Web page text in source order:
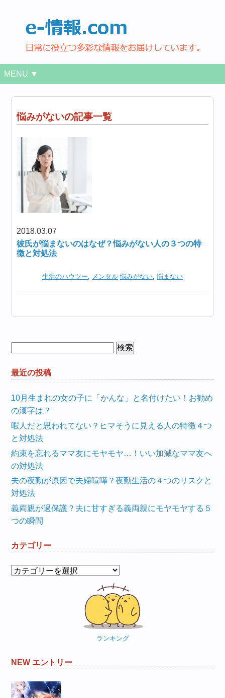
MENU ▼
悩みがないの記事一覧
2018.03.07
彼氏が悩まないのはなぜ？悩みがない人の３つの特
徴と対処法
生活のハウツー, メンタル 悩みがない,悩まない
最近の投稿
10月生まれの女の子に「かんな」と名付けたい！お勧め
の漢字は？
暇人だと思われてない？ヒマそうに見える人の特徴４つ
と対処法
約束を忘れるママ友にモヤモヤ…！いい加減なママ友へ
の対処法
夫の夜勤が原因で夫婦喧嘩？夜勤生活の４つのリスクと
対処法
義両親が過保護？夫に甘すぎる義両親にモヤモヤする５
つの瞬間
カテゴリー
カ
ランキング
NEW エントリー